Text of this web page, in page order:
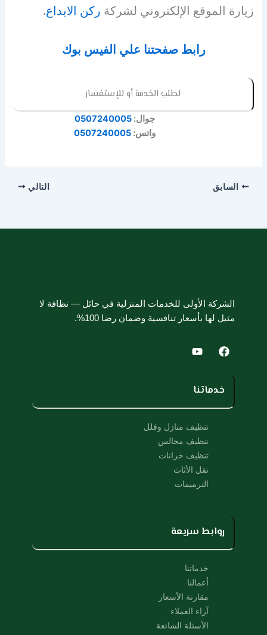
زيارة الموقع الإلكتروني لشركة ركن الابداع.
رابط صفحتنا علي الفيس بوك
لطلب الخدمة أو للإستفسار
جوال:0507240005
واتس:0507240005
السابق التالي
الشركة الأولى للخدمات المنزلية في حائل — نظافة لا
مثيل لها بأسعار تنافسية وضمان رضا 100%.
F
a
b
o
Y
o
u
e
خدماتنا
تنظيف منازل وفلل
تنظيف مجالس
تنظيف خزانات
نقل الأثاث
الترميمات
روابط سريعة
خدماتنا
أعمالنا
مقارنة الأسعار
آراء العملاء
الأسئلة الشائعة